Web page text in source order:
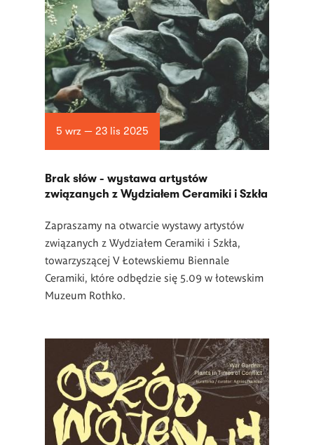
5 wrz — 23 lis 2025
Brak słów - wystawa artystów
związanych z Wydziałem Ceramiki i Szkła
Zapraszamy na otwarcie wystawy artystów
związanych z Wydziałem Ceramiki i Szkła,
towarzyszącej V Łotewskiemu Biennale
Ceramiki, które odbędzie się 5.09 w łotewskim
Muzeum Rothko.